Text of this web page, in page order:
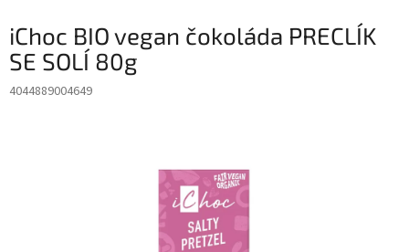
iChoc BIO vegan čokoláda PRECLÍK
SE SOLÍ 80g
4044889004649